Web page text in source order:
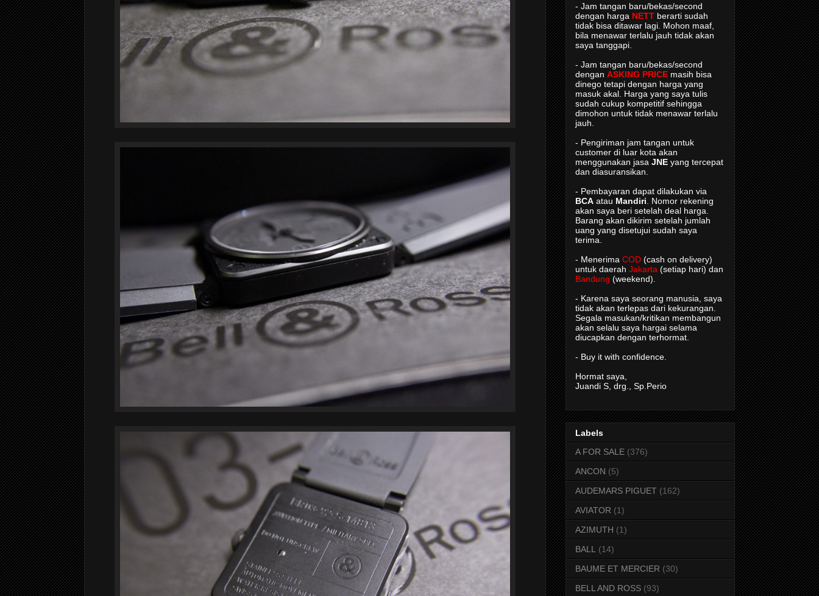
- Jam tangan baru/bekas/second
dengan harga NETT berarti sudah
tidak bisa ditawar lagi. Mohon maaf,
bila menawar terlalu jauh tidak akan
saya tanggapi.
- Jam tangan baru/bekas/second
dengan ASKING PRICE masih bisa
dinego tetapi dengan harga yang
masuk akal. Harga yang saya tulis
sudah cukup kompetitif sehingga
dimohon untuk tidak menawar terlalu
jauh.
- Pengiriman jam tangan untuk
customer di luar kota akan
menggunakan jasa JNE yang tercepat
dan diasuransikan.
- Pembayaran dapat dilakukan via
BCA atau Mandiri . Nomor rekening
akan saya beri setelah deal harga.
Barang akan dikirim setelah jumlah
uang yang disetujui sudah saya
terima.
- Menerima COD (cash on delivery)
untuk daerah Jakarta (setiap hari) dan
Bandung (weekend).
- Karena saya seorang manusia, saya
tidak akan terlepas dari kekurangan.
Segala masukan/kritikan membangun
akan selalu saya hargai selama
diucapkan dengan terhormat.
- Buy it with confidence.
Hormat saya,
Juandi S, drg., Sp.Perio
Labels
A FOR SALE (376)
ANCON (5)
AUDEMARS PIGUET (162)
AVIATOR (1)
AZIMUTH (1)
BALL
(14)
BAUME ET MERCIER (30)
BELL AND ROSS (93)